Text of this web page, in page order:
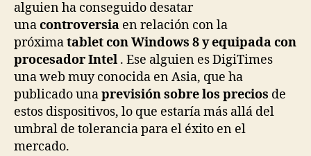
alguien ha conseguido desatar
unacontroversia en relación con la
próximatablet con Windows 8 y equipada con
procesador Intel . Ese alguien es DigiTimes
una web muy conocida en Asia, que ha
publicado unaprevisión sobre los precios de
estos dispositivos, lo que estaría más allá del
umbral de tolerancia para el éxito en el
mercado.